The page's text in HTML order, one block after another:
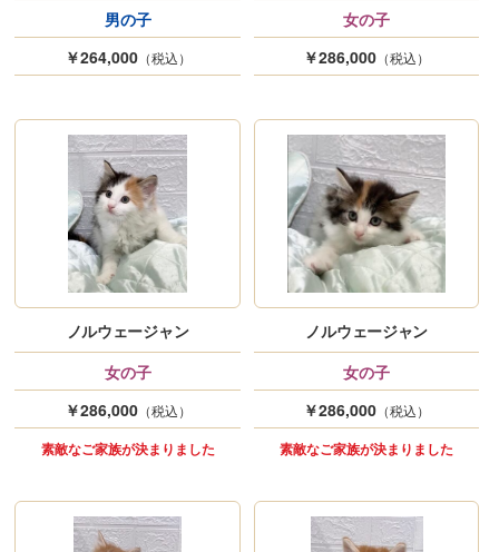
男の子
￥264,000（税込）
女の子
￥286,000 （税込）
ノルウェージャン
女の子
￥286,000（税込）
素敵なご家族が決まりました
ノルウェージャン
女の子
￥286,000 （税込）
素敵なご家族が決まりました